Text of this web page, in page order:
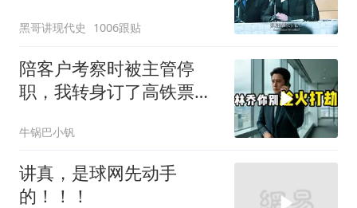
黑哥讲现代史 1006跟贴
陪客户考察时被主管停
职，我转身订了高铁票。
亿合同没你根本签不了
牛锅巴小钒
讲真，是球网先动手
的！！！